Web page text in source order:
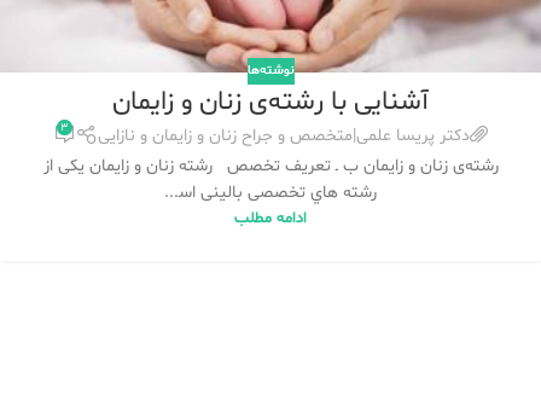
نوشته‌ها
آشنایی با رشته‌ی زنان و زایمان
دکتر پریسا علمی|متخصص و جراح زنان و زایمان و نازایی ۳
رشته‌ی زﻧﺎن و زاﯾﻤﺎن ب ـ ﺗﻌﺮﯾﻒ ﺗﺨﺼﺺ رﺷﺘﻪ زﻧﺎن و زاﯾﻤﺎن ﯾﮑﯽ از
رﺷﺘﻪ ﻫﺎي ﺗﺨﺼﺼﯽ ﺑﺎﻟﯿﻨﯽ اﺳ...
ادامه مطلب